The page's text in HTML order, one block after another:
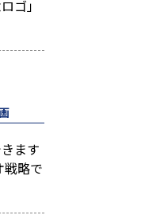
ゴ」
ます
戦略で